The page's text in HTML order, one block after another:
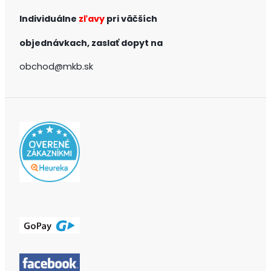
Individuálne zľavy pri väčších
objednávkach, zaslať dopyt na
obchod@mkb.sk